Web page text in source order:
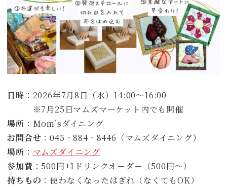
日時 ：2026年7月8日（水）14:00～16:00
※7月25日マムズマーケット内でも開催
場所 ：Mom’sダイニング
お問合せ ：045‐884‐8446（マムズダイニング）
場所 ： マムズダイニング
参加費 ：500円+1ドリンクオーダー（500円～）
持ちもの ：使わなくなったはぎれ（なくてもOK）